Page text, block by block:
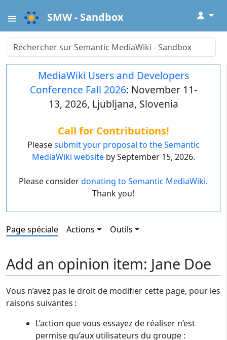
SMW - Sandbox ↓
MediaWiki Users and Developers
Conference Fall 2026: November 11-
13, 2026, Ljubljana, Slovenia
Call for Contributions!
Pleasesubmit your proposal to the Semantic
MediaWiki websiteby September 15, 2026.
Please considerdonating to Semantic MediaWiki.
Thank you!
Page spéciale Actions Outils
Add an opinion item: Jane Doe
Vous n’avez pas le droit de modifier cette page, pour les
raisons suivantes :
L’action que vous essayez de réaliser n’est
permise qu’aux utilisateurs du groupe :